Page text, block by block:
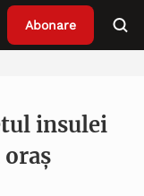
Abonare
insulei